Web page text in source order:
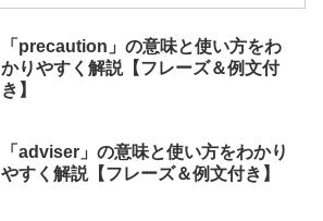
「precaution」の意味と使い方をわ
かりやすく解説【フレーズ＆例文付
き】
「adviser」の意味と使い方をわかり
やすく解説【フレーズ＆例文付き】